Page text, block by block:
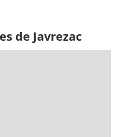
de Javrezac